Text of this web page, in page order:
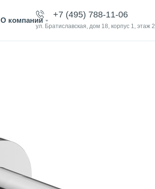
О компании
+7 (495) 788-11-06
ул. Братиславская, дом 18, корпус 1, этаж 2